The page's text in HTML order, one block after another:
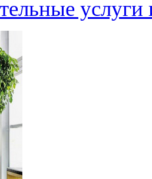
услуги